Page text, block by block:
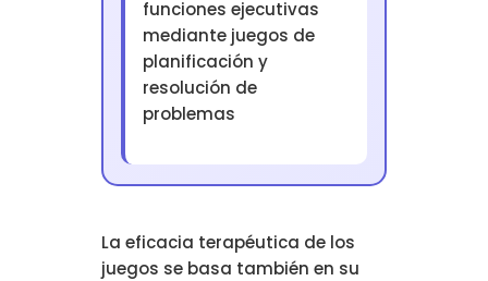
funciones ejecutivas
mediante juegos de
planificación y
resolución de
problemas
La eficacia terapéutica de los
juegos se basa también en su